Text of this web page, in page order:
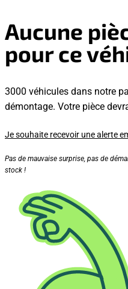
Aucune
pour ce
3000 véhicules dans notre
démontage. Votre pièce
Je souhaite recevoir une alerte
Pas de mauvaise surprise, pas de
stock !